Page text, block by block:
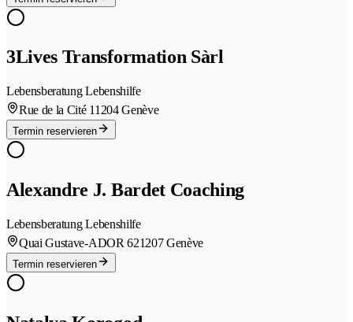
3Lives Transformation Sàrl
Lebensberatung Lebenshilfe
Rue de la Cité 11204 Genève
Termin reservieren
Alexandre J. Bardet Coaching
Lebensberatung Lebenshilfe
Quai Gustave-ADOR 621207 Genève
Termin reservieren